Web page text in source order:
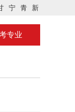
宁 青 新
专业